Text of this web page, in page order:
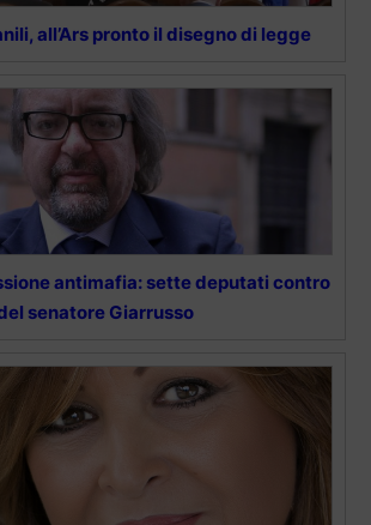
all’Ars pronto il disegno di legge
antimafia: sette deputati contro
senatore Giarrusso